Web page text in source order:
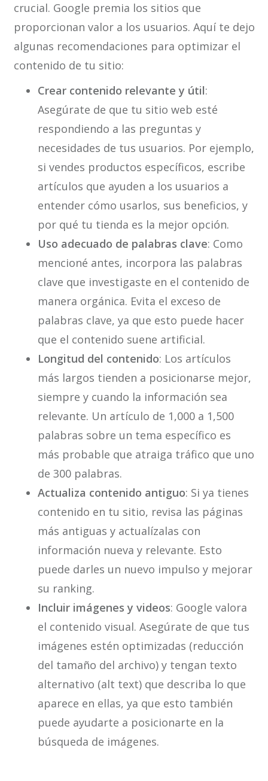
crucial. Google premia los sitios que
proporcionan valor a los usuarios. Aquí te dejo
algunas recomendaciones para optimizar el
contenido de tu sitio:
Crear contenido relevante y útil:
Asegúrate de que tu sitio web esté
respondiendo a las preguntas y
necesidades de tus usuarios. Por ejemplo,
si vendes productos específicos, escribe
artículos que ayuden a los usuarios a
entender cómo usarlos, sus beneficios, y
por qué tu tienda es la mejor opción.
Uso adecuado de palabras clave: Como
mencioné antes, incorpora las palabras
clave que investigaste en el contenido de
manera orgánica. Evita el exceso de
palabras clave, ya que esto puede hacer
que el contenido suene artificial.
Longitud del contenido: Los artículos
más largos tienden a posicionarse mejor,
siempre y cuando la información sea
relevante. Un artículo de 1,000 a 1,500
palabras sobre un tema específico es
más probable que atraiga tráfico que uno
de 300 palabras.
Actualiza contenido antiguo: Si ya tienes
contenido en tu sitio, revisa las páginas
más antiguas y actualízalas con
información nueva y relevante. Esto
puede darles un nuevo impulso y mejorar
su ranking.
Incluir imágenes y videos: Google valora
el contenido visual. Asegúrate de que tus
imágenes estén optimizadas (reducción
del tamaño del archivo) y tengan texto
alternativo (alt text) que describa lo que
aparece en ellas, ya que esto también
puede ayudarte a posicionarte en la
búsqueda de imágenes.